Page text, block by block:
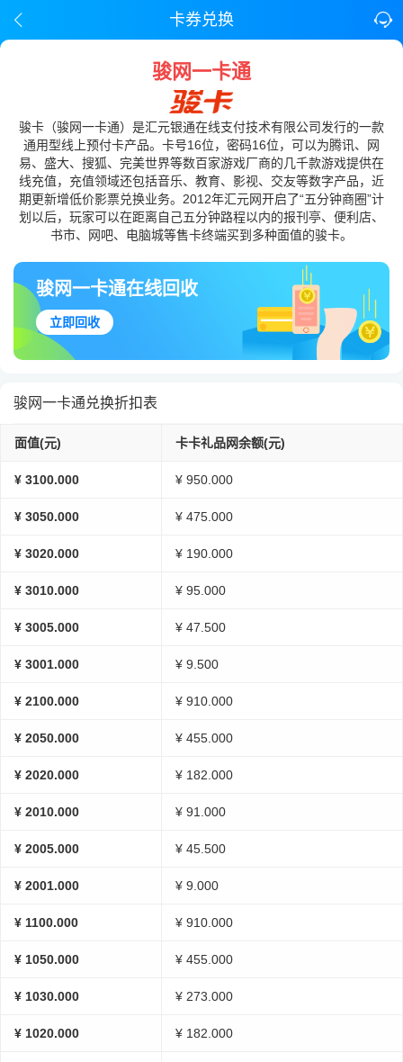
卡券兑换
骏网一卡通
骏卡（骏网一卡通）是汇元银通在线支付技术有限公司发行的一款
通用型线上预付卡产品。卡号16位，密码16位，可以为腾讯、网
易、盛大、搜狐、完美世界等数百家游戏厂商的几千款游戏提供在
线充值，充值领域还包括音乐、教育、影视、交友等数字产品，近
期更新增低价影票兑换业务。2012年汇元网开启了“五分钟商圈”计
划以后，玩家可以在距离自己五分钟路程以内的报刊亭、便利店、
书市、网吧、电脑城等售卡终端买到多种面值的骏卡。
骏网一卡通在线回收
立即回收
骏网一卡通兑换折扣表
面值(元) 卡卡礼品网余额(元)
¥ 3100.000 ¥ 950.000
¥ 3050.000 ¥ 475.000
¥ 3020.000 ¥ 190.000
¥ 3010.000 ¥ 95.000
¥ 3005.000 ¥ 47.500
¥ 3001.000 ¥ 9.500
¥ 2100.000 ¥ 910.000
¥ 2050.000 ¥ 455.000
¥ 2020.000 ¥ 182.000
¥ 2010.000 ¥ 91.000
¥ 2005.000 ¥ 45.500
¥ 2001.000 ¥ 9.000
¥ 1100.000 ¥ 910.000
¥ 1050.000 ¥ 455.000
¥ 1030.000 ¥ 273.000
¥ 1020.000 ¥ 182.000